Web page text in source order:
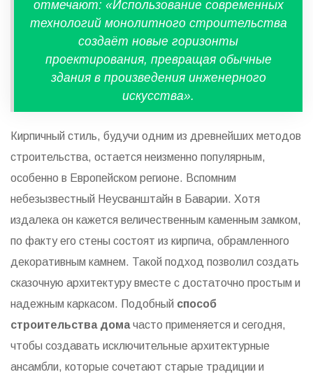
отмечают: «Использование современных
технологий монолитного строительства
создаёт новые горизонты
проектирования, превращая обычные
здания в произведения инженерного
искусства».
Кирпичный стиль, будучи одним из древнейших методов
строительства, остается неизменно популярным,
особенно в Европейском регионе. Вспомним
небезызвестный Неусванштайн в Баварии. Хотя
издалека он кажется величественным каменным замком,
по факту его стены состоят из кирпича, обрамленного
декоративным камнем. Такой подход позволил создать
сказочную архитектуру вместе с достаточно простым и
надежным каркасом. Подобный способ
строительства домачасто применяется и сегодня,
чтобы создавать исключительные архитектурные
ансамбли, которые сочетают старые традиции и